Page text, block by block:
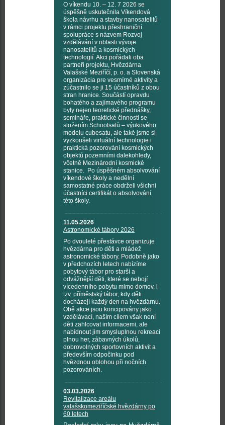
O víkendu 10. – 12. 7 2026 se
úspěšně uskutečnila Víkendová
škola návrhu a stavby nanosatelitů
v rámci projektu přeshraniční
spolupráce s názvem Rozvoj
vzdělávání v oblasti vývoje
nanosatelitů a kosmických
technologií. Akci pořádali oba
partneři projektu, Hvězdárna
Valašské Meziříčí, p. o. a Slovenská
organizácia pre vesmírné aktivity a
zúčastnilo se ji 15 účastníků z obou
stran hranice. Součástí opravdu
bohatého a zajímavého programu
byly nejen teoretické přednášky,
semináře, praktické činnosti se
složením Schoolsatů – výukového
modelu cubesatu, ale také jsme si
vyzkoušeli virtuální technologie i
praktická pozorování kosmických
objektů pozemními dalekohledy,
včetně Mezinárodní kosmické
stanice. Po úspěšném absolvování
víkendové školy a nedělní
samostatné práce obdrželi všichni
účastníci certifikát o absolvování
této školy.
11.05.2026
Astronomické tábory 2026
Po dvouleté přestávce organizuje
hvězdárna pro děti a mládež
astronomické tábory. Podobně jako
v předchozích letech nabízíme
pobytový tábor pro starší a
odvážnější děti, které se nebojí
vícedenního pobytu mimo domov, i
tzv. příměstský tábor, kdy děti
docházejí každý den na hvězdárnu.
Obě akce jsou koncipovány jako
vzdělávací, naším cílem však není
děti zahlcovat informacemi, ale
nabídnout jim smysluplnou rekreaci
plnou her, zábavných úkolů,
dobrovolných sportovních aktivit a
především odpočinku pod
hvězdnou oblohou při nočních
pozorováních.
03.03.2026
Revitalizace areálu
valašskomeziříčské hvězdárny po
60 letech